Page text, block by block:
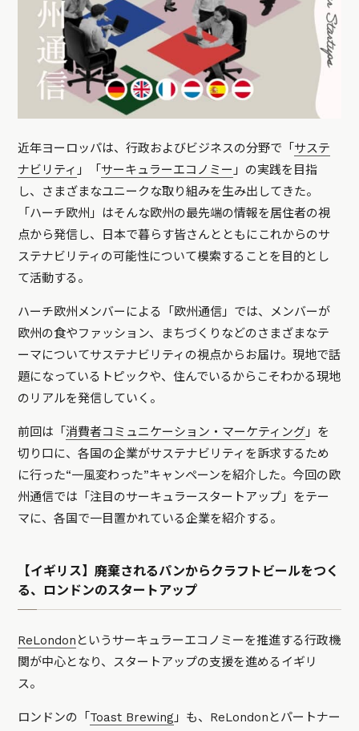
近年ヨーロッパは、行政およびビジネスの分野で「 サステ
ナビリティ 」「 サーキュラーエコノミー 」の実践を目指
し、さまざまなユニークな取り組みを生み出してきた。
「ハーチ欧州」はそんな欧州の最先端の情報を居住者の視
点から発信し、日本で暮らす皆さんとともにこれからのサ
ステナビリティの可能性について模索することを目的とし
て活動する。
ハーチ欧州メンバーによる「欧州通信」では、メンバーが
欧州の食やファッション、まちづくりなどのさまざまなテ
ーマについてサステナビリティの視点からお届け。現地で話
題になっているトピックや、住んでいるからこそわかる現地
のリアルを発信していく。
前回は「消費者コミュニケーション・マーケティング 」を
切り口に、各国の企業がサステナビリティを訴求するため
に行った“一風変わった”キャンペーンを紹介した。今回の欧
州通信では「注目のサーキュラースタートアップ」をテー
マに、各国で一目置かれている企業を紹介する。
【イギリス】廃棄されるパンからクラフトビールをつく
る、ロンドンのスタートアップ
ReLondon というサーキュラーエコノミーを推進する行政機
関が中心となり、スタートアップの支援を進めるイギリ
ス。
ロンドンの「 Toast Brewing 」も、ReLondonとパートナー